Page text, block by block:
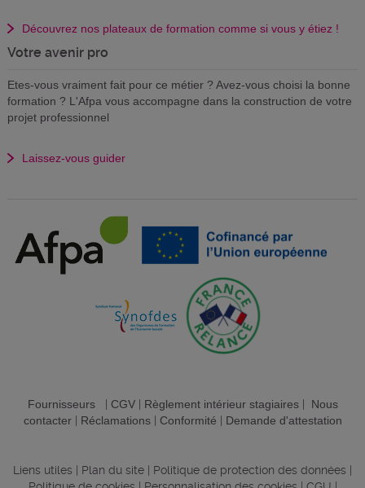
Découvrez nos plateaux de formation comme si vous y étiez !
Votre avenir pro
Etes-vous vraiment fait pour ce métier ? Avez-vous choisi la bonne
formation ? L'Afpa vous accompagne dans la construction de votre
projet professionnel
Laissez-vous guider
Fournisseurs| CGV| Règlement intérieur stagiaires| Nous
contacter| Réclamations| Conformité Demande d'attestation
Liens utiles Plan du site Politique de protection des données